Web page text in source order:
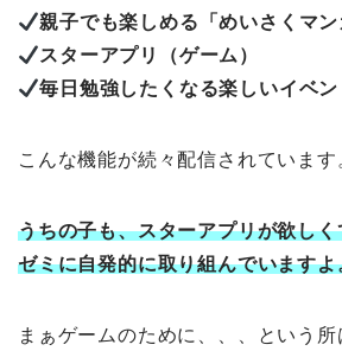
親子でも楽しめる「めいさくマン
スターアプリ（ゲーム）
毎日勉強したくなる楽しいイベン
こんな機能が続々配信されています
うちの子も、スターアプリが欲し
ゼミに自発的に取り組んでいますよ
まぁゲームのために、、、という